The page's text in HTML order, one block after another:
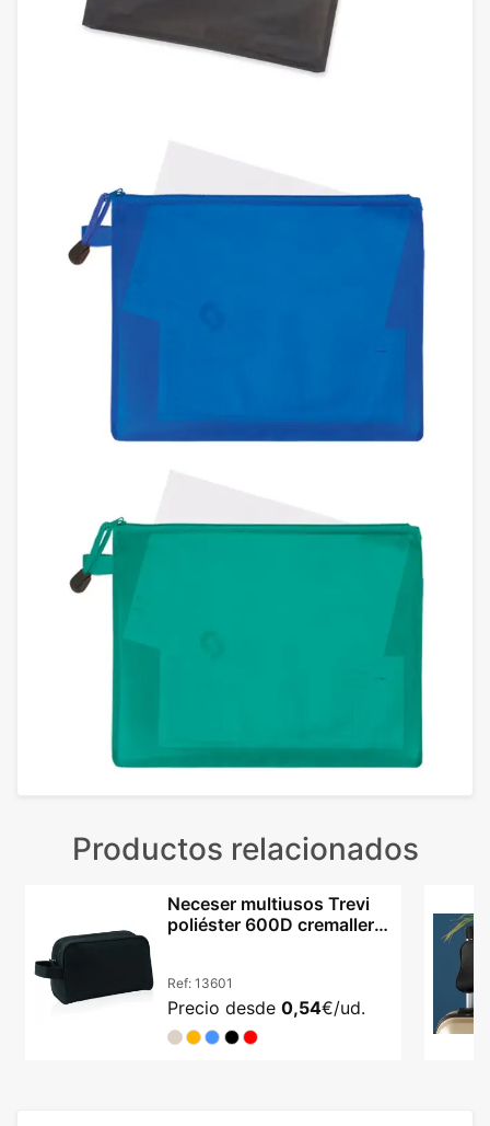
Productos relacionados
Neceser multiusos Trevi
poliéster 600D cremallera
Ref: 13601
Precio desde 0,54€/ud.